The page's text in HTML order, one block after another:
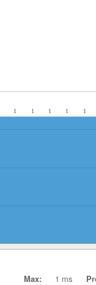
1 1 1 1 1
Max: 1 ms